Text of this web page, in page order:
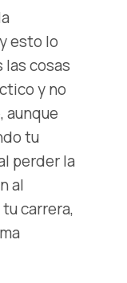
esto lo
las cosas
y no
aunque
tu
perder la
al
carrera,